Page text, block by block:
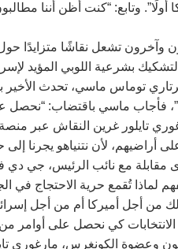
وتابع: “كنت أظن أننا
وآخرون تشعل نقاشًا متزايدًا
بشرعية اللوبي المؤيد
توماس ماسي، تحدث الأخير
فأجاب ماسي باقتضاب: “نحصل
تايلور غرين النقاش عبر
أراضيهم، لأن نتنياهو يجرنا
مقابلة مع نائب الرئيس، جي
لماذا تُقمع حرية الاحتجاج
من أجل أميركا أم من أجل
كي نحصل على أوامر من
وعضوة الكونغرس، مارغوري